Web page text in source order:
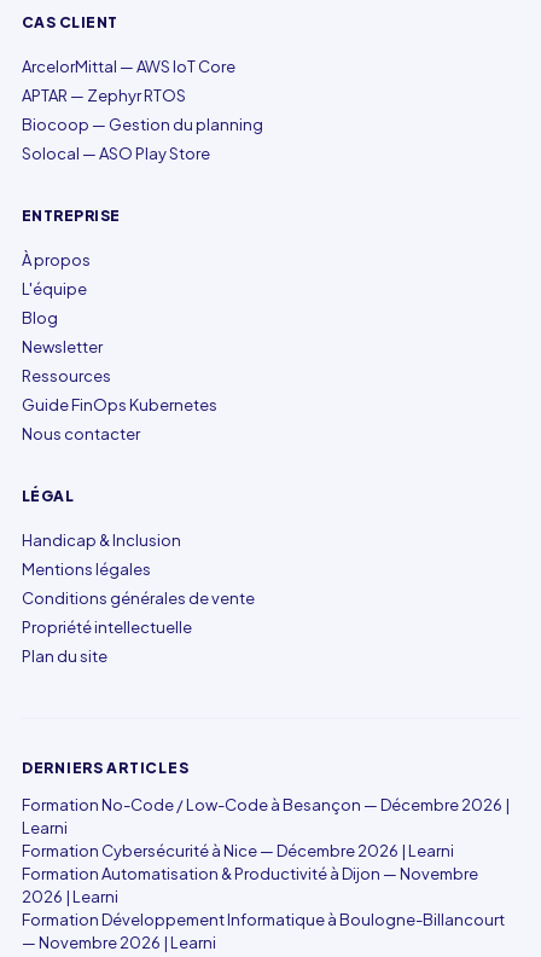
CAS CLIENT
ArcelorMittal — AWS IoT Core
APTAR — Zephyr RTOS
Biocoop — Gestion du planning
Solocal — ASO Play Store
ENTREPRISE
À propos
L'équipe
Blog
Newsletter
Ressources
Guide FinOps Kubernetes
Nous contacter
LÉGAL
Handicap & Inclusion
Mentions légales
Conditions générales de vente
Propriété intellectuelle
Plan du site
DERNIERS ARTICLES
Formation No-Code / Low-Code à Besançon — Décembre 2026 |
Learni
Formation Cybersécurité à Nice — Décembre 2026 | Learni
Formation Automatisation & Productivité à Dijon — Novembre
2026 | Learni
Formation Développement Informatique à Boulogne-Billancourt
— Novembre 2026 | Learni